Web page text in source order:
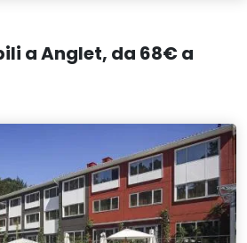
a Anglet, da 68€ a